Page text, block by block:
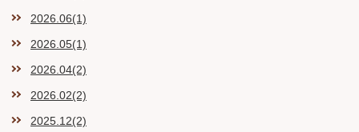
2026.06(1)
2026.05(1)
2026.04(2)
2026.02(2)
2025.12(2)